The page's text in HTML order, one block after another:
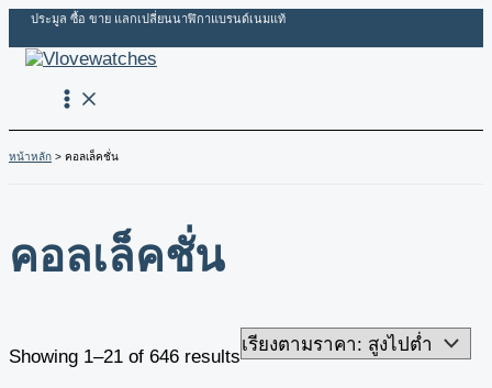
Skip
content
ประมูล ซื้อ ขาย แลกเปลี่ยนนาฬิกาแบรนด์เนมแท้
หน้าหลัก คอลเล็คชั่น
คอลเล็คชั่น
Showing 1–21 of 646 results
Sorted
price: